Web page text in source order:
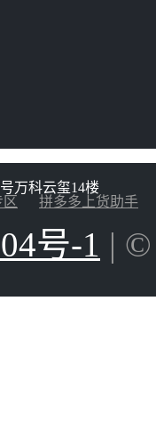
万科云玺14楼
拼多多上货助手
号-1 |